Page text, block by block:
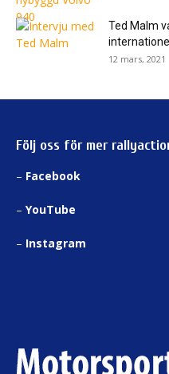
Ted Malm
12 mars, 2021
Följ oss för mer
– Facebook
– YouTube
– Instagram